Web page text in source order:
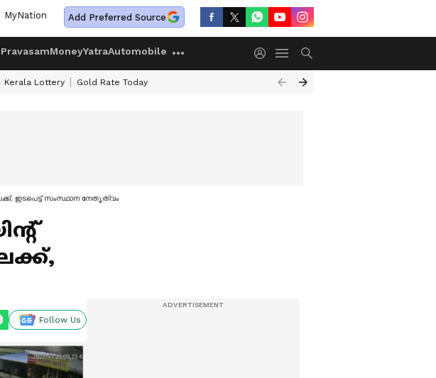
MyNation Add Preferred Source
PravasamMoneyYatraAutomobile
Kerala Lottery Gold Rate Today
ഇടപെട്ട് സംസ്ഥാന നേതൃത്വം
Follow Us